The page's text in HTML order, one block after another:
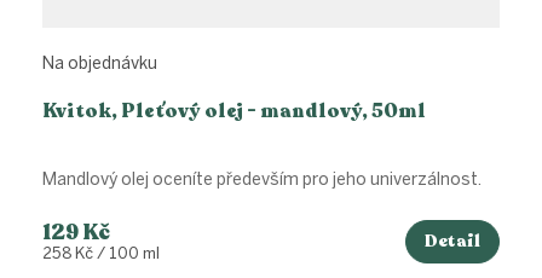
Kvitok, Pleťový olej - mandlový, 50ml
Na objednávku
129 Kč
Měrná
258 Kč / 100 ml
Detail
Mandlový olej oceníte především pro jeho univerzálnost.